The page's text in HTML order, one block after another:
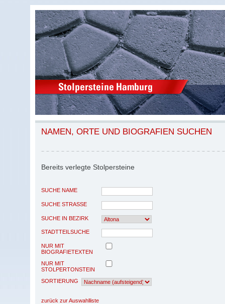
NAMEN, ORTE UND BIOGRAFIEN SUCHEN
Bereits verlegte Stolpersteine
SUCHE NAME
SUCHE STRASSE
SUCHE IN BEZIRK
STADTTEILSUCHE
NUR MIT
BIOGRAFIETEXTEN
NUR MIT
STOLPERTONSTEIN
SORTIERUNG
zurück zur Auswahlliste